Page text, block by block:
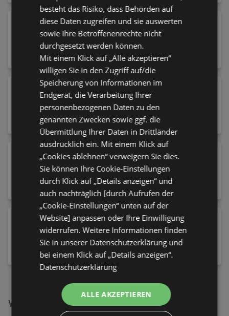
Hochflorteppich 160 cm Sydney Schwarz
53,52 €
Raumteiler in Holzwerkstoff
89,90 €
Hängeleuchte Manderline 45/150 cm
99,90 €
Gewürzmühle 6,2/15 cm
29,99 €
Weiterführende Links
besteht das Risiko, dass Behörden auf
diese Daten zugreifen und sie auswerten
sowie Ihre Betroffenenrechte nicht
durchgesetzt werden können.
Mit einem Klick auf „Alle akzeptieren“
willigen Sie in den Zugriff auf/die
Speicherung von Informationen im
Endgerät, die Verarbeitung Ihrer
personenbezogenen Daten zu den
genannten Zwecken sowie ggf. die
Übermittlung Ihrer Daten in Drittländer
ausdrücklich ein. Mit einem Klick auf
„Cookies ablehnen“ verweigern Sie dies.
Sie können Ihre Cookie-Einstellungen
durch Klick auf „Details anzeigen“ und
auch nachträglich [durch Aufrufen der
„Cookie-Einstellungen“ unten auf der
Website] anpassen oder Ihre Einwilligung
widerrufen. Weitere Informationen finden
Sie in unserer Datenschutzerklärung und
bei einem Klick auf „Details anzeigen“.
Datenschutzerklärung
ALLE AKZEPTIEREN